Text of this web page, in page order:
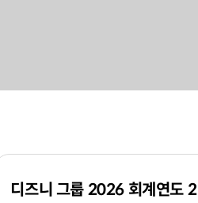
디즈니 그룹 2026 회계연도 2